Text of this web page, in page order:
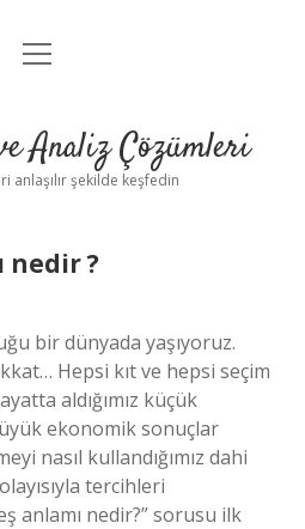
Anasayfa
Uyarı
menüyü
Analiz Çözümleri
anlaşılır şekilde keşfedin
nedir ?
bir dünyada yaşıyoruz.
Hepsi kıt ve hepsi seçim
aldığımız küçük
ekonomik sonuçlar
nasıl kullandığımız dahi
tercihleri
anlamı nedir?” sorusu ilk